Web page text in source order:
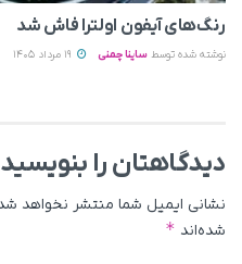
رنگ‌های آیفون اولترا فاش شد
نوشته شده توسط ساینا چمنی
دیدگاهتان را بنویسید
نشانی ایمیل شما منتشر نخواهد
شده‌اند *